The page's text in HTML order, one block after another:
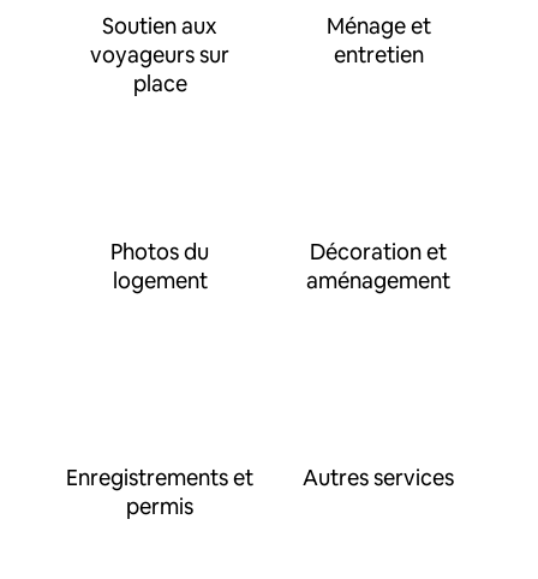
Soutien aux
voyageurs sur
place
Ménage et
entretien
Photos du
logement
Décoration et
aménagement
Enregistrements et
permis
Autres services